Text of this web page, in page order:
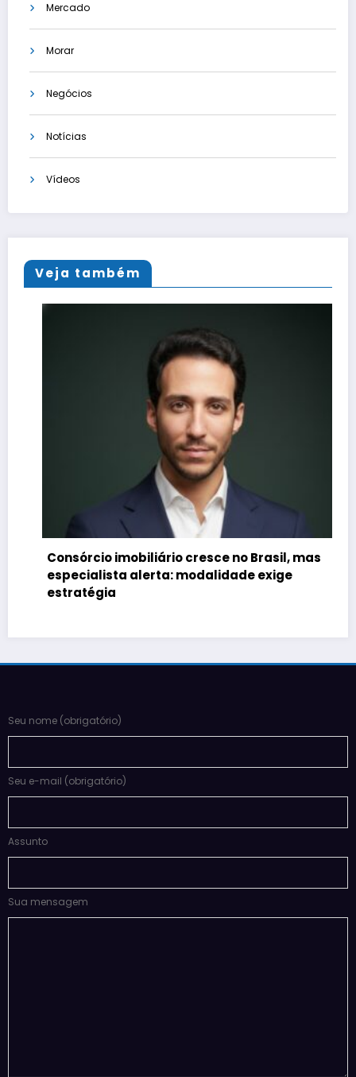
Mercado
Morar
Negócios
Notícias
Vídeos
Veja também
Consórcio imobiliário cresce no Brasil, mas
especialista alerta: modalidade exige
estratégia
Seu nome (obrigatório)
Seu e-mail (obrigatório)
Assunto
Sua mensagem